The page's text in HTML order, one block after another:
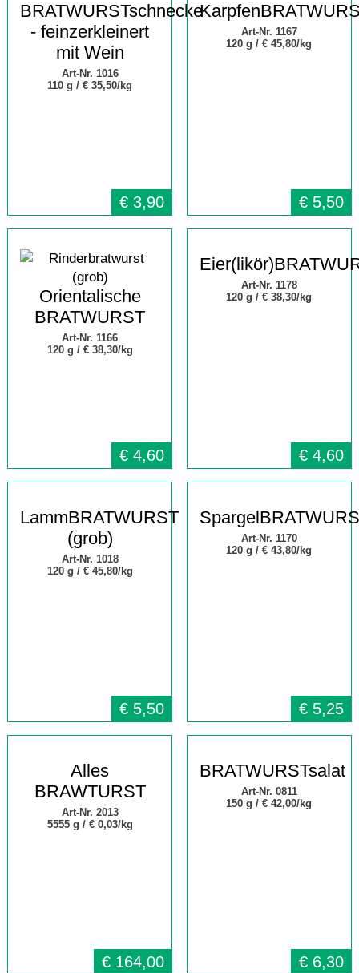
BRATWURSTschnecke
- feinzerkleinert
mit Wein
Art-Nr. 1016
110 g / € 35,50/kg
€ 3,90
Art-Nr. 1167
120 g /€ 45,80/kg
€ 5,50
Orientalische
BRATWURST
Art-Nr. 1166
120 g / € 38,30/kg
€ 4,60
Art-Nr. 1178
120 g /€ 38,30/kg
€ 4,60
LammBRATWURST
(grob)
Art-Nr. 1018
120 g / € 45,80/kg
€ 5,50
Art-Nr. 1170
120 g /€ 43,80/kg
€ 5,25
Alles
BRAWTURST
Art-Nr. 2013
5555 g / €0,03/kg
€ 164,00
BRATWURSTsalat
Art-Nr. 0811
150 g /€ 42,00/kg
€ 6,30